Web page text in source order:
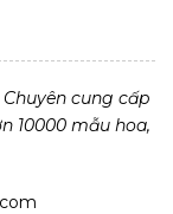
cung cấp
10000 mẫu hoa,